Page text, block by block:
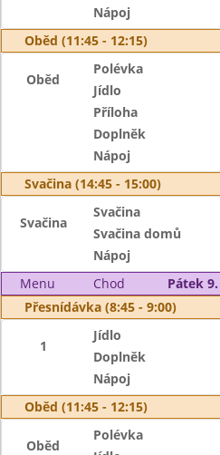
Nápoj
Oběd (11:45 - 12:15)
Oběd
Polévka
Jídlo
Příloha
Doplněk
Nápoj
Svačina (14:45 - 15:00)
Svačina
Svačina
Svačina domů
Nápoj
Menu
Chod
Pátek
Přesnídávka (8:45 - 9:00)
1
Jídlo
Doplněk
Nápoj
Oběd (11:45 - 12:15)
Oběd
Polévka